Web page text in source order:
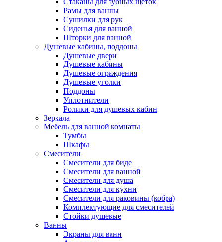
Стаканы для зубных щеток
Рамы для ванны
Сушилки для рук
Сиденья для ванной
Шторки для ванной
Душевые кабины, поддоны
Душевые двери
Душевые кабины
Душевые ограждения
Душевые уголки
Поддоны
Уплотнители
Ролики для душевых кабин
Зеркала
Мебель для ванной комнаты
Тумбы
Шкафы
Смесители
Смесители для биде
Смесители для ванной
Смесители для душа
Смесители для кухни
Смесители для раковины (кобра)
Комплектующие для смесителей
Стойки душевые
Ванны
Экраны для ванн